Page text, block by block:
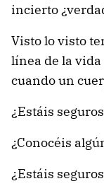
incierto
Visto lo visto
línea de la vida
cuando un
¿Estáis
¿Conocéis
¿Estáis